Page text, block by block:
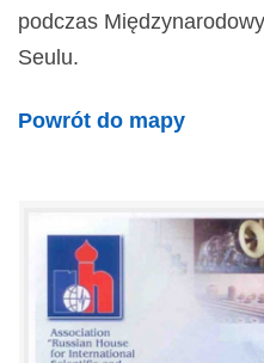
podczas
Seulu.
Powrót do mapy